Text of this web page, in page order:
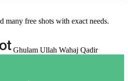
many free shots with exact needs.
Ghulam Ullah Wahaj Qadir